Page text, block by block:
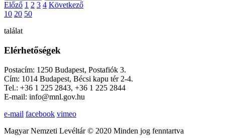
Előző 1 2 3 4 Következő
10 20 50
találat
Elérhetőségek
Postacím: 1250 Budapest, Postafiók 3.
Cím: 1014 Budapest, Bécsi kapu tér 2-4.
Tel.: +36 1 225 2843, +36 1 225 2844
E-mail: info@mnl.gov.hu
e-mail facebook vimeo
Magyar Nemzeti Levéltár © 2020 Minden jog fenntartva